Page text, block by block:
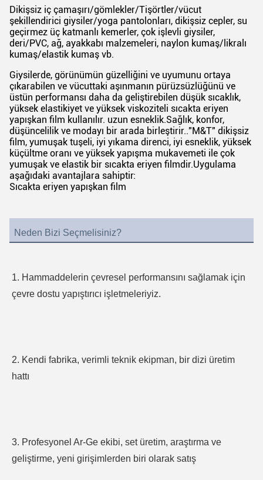
Dikişsiz iç çamaşırı/gömlekler/Tişörtler/vücut
şekillendirici giysiler/yoga pantolonları, dikişsiz cepler, su
geçirmez üç katmanlı kemerler, çok işlevli giysiler,
deri/PVC, ağ, ayakkabı malzemeleri, naylon kumaş/likralı
kumaş/elastik kumaş vb.
Giysilerde, görünümün güzelliğini ve uyumunu ortaya
çıkarabilen ve vücuttaki aşınmanın pürüzsüzlüğünü ve
üstün performansı daha da geliştirebilen düşük sıcaklık,
yüksek elastikiyet ve yüksek viskoziteli sıcakta eriyen
yapışkan film kullanılır. uzun esneklik.Sağlık, konfor,
düşüncelilik ve modayı bir arada birleştirir.."M&T" dikişsiz
film, yumuşak tuşeli, iyi yıkama direnci, iyi esneklik, yüksek
küçültme oranı ve yüksek yapışma mukavemeti ile çok
yumuşak ve elastik bir sıcakta eriyen filmdir.Uygulama
aşağıdaki avantajlara sahiptir:
Sıcakta eriyen yapışkan film
Neden Bizi Seçmelisiniz?
1. Hammaddelerin çevresel performansını sağlamak için
çevre dostu yapıştırıcı işletmeleriyiz.
2. Kendi fabrika, verimli teknik ekipman, bir dizi üretim
hattı
3. Profesyonel Ar-Ge ekibi, set üretim, araştırma ve
geliştirme, yeni girişimlerden biri olarak satış